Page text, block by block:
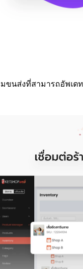
ขนส่งที่สามารถอัพเด